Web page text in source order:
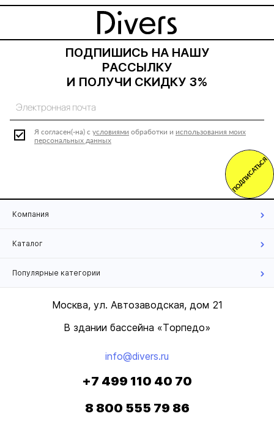
ПОДПИШИСЬ НА НАШУ
РАССЫЛКУ
И ПОЛУЧИ СКИДКУ 3%
Я согласен(-на) с условиями обработки и использования моих
персональных данных
ПОДПИСАТЬСЯ
Компания
Каталог
Популярные категории
Москва, ул. Автозаводская, дом 21
В здании бассейна «Торпедо»
info@divers.ru
+7 499 110 40 70
8 800 555 79 86